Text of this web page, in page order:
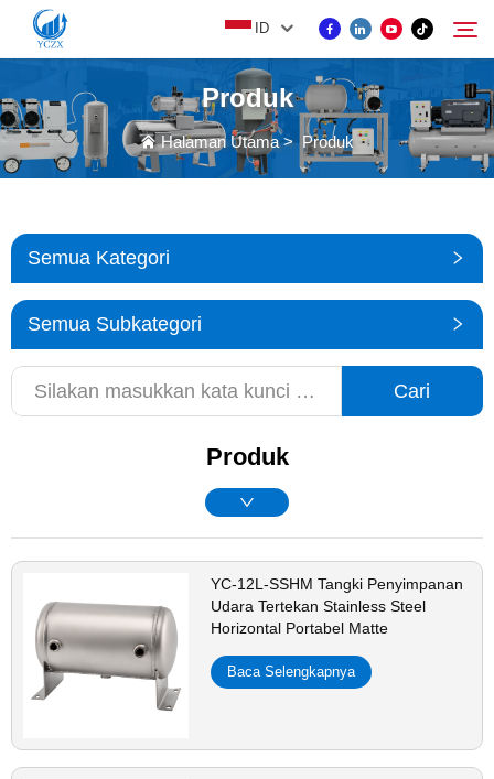
ID
PRODUK
BERITA
HUBUNGI KAMI
Cari
Produk
Halaman Utama> Produk
Semua Kategori
Semua Subkategori
Cari
Produk
YC-12L-SSHM Tangki Penyimpanan
Udara Tertekan Stainless Steel
Horizontal Portabel Matte
Baca Selengkapnya